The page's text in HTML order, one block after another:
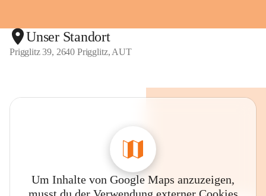
Unser Standort
Prigglitz 39, 2640 Prigglitz, AUT
Um Inhalte von Google Maps anzuzeigen,